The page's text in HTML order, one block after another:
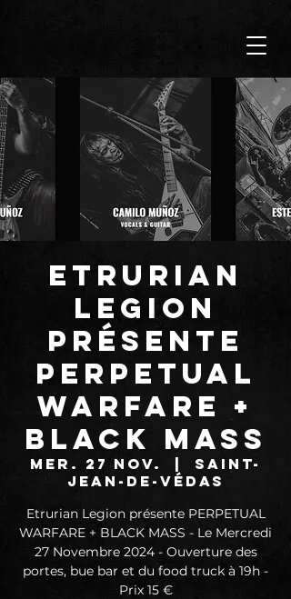
Etrurian
Legion
présente
PERPETUAL
WARFARE +
BLACK MASS
mer. 27 nov.
Saint-
Jean-de-Védas
Etrurian Legion présente PERPETUAL
WARFARE + BLACK MASS - Le Mercredi
27 Novembre 2024 - Ouverture des
portes, bue bar et du food truck à 19h -
Prix 15 €